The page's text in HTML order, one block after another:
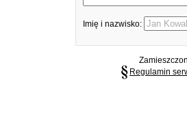
Imię i nazwisko:
Regulamin